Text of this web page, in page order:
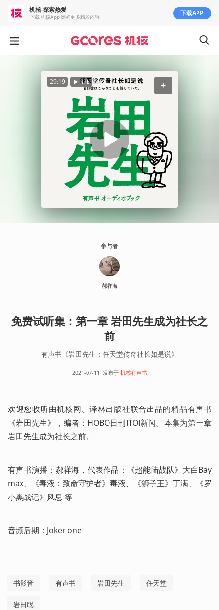
29:19 32k
参与者
郝祥海
免费试听集：第一章 岩田先生成为社长之
前
有声书《岩田先生：任天堂传奇社长如是说》
2021-07-11 发布于 机核有声书
欢迎您收听由机核网、译林出版社联合出品的精品有声书
《岩田先生》，编者：HOBO日刊ITOI新闻。本集为第一章
岩田先生成为社长之前。
有声书演播：郝祥海，代表作品：《超能陆战队》大白Bay
max、《毒液：致命守护者》毒液、《狮子王》丁满、《罗
小黑战记》风息 等
音频后期：Joker one
书影音 有声书 岩田先生 任天堂
岩田聪
机核-探索热爱
下载 机核App 浏览更多精彩内容 下载APP